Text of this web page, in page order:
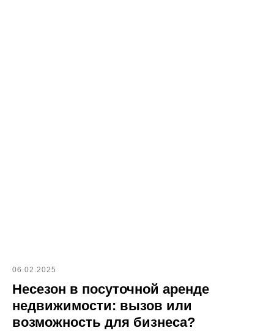
06.02.2025
Несезон в посуточной аренде
недвижимости: вызов или
возможность для бизнеса?